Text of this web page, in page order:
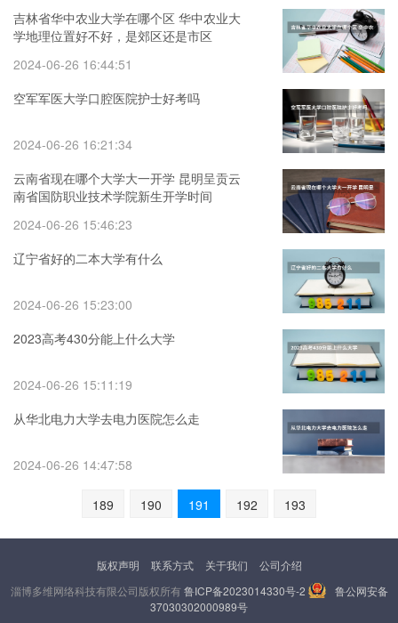
吉林省华中农业大学在哪个区 华中农业大
学地理位置好不好，是郊区还是市区
2024-06-26 16:44:51
空军军医大学口腔医院护士好考吗
2024-06-26 16:21:34
云南省现在哪个大学大一开学 昆明呈贡云
南省国防职业技术学院新生开学时间
2024-06-26 15:46:23
辽宁省好的二本大学有什么
2024-06-26 15:23:00
2023高考430分能上什么大学
2024-06-26 15:11:19
从华北电力大学去电力医院怎么走
2024-06-26 14:47:58
189 190 191 192 193
版权声明 联系方式 关于我们
公司介绍
淄博多维网络科技有限公司版权所有鲁ICP备2023014330号-2
鲁公网安备
37030302000989号